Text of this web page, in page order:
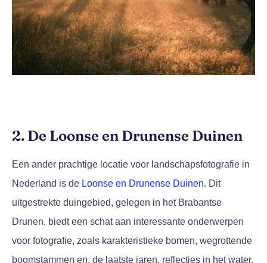
2. De Loonse en Drunense Duinen
Een ander prachtige locatie voor landschapsfotografie in
Nederland is de Loonse en Drunense Duinen. Dit
uitgestrekte duingebied, gelegen in het Brabantse
Drunen, biedt een schat aan interessante onderwerpen
voor fotografie, zoals karakteristieke bomen, wegrottende
boomstammen en, de laatste jaren, reflecties in het water.